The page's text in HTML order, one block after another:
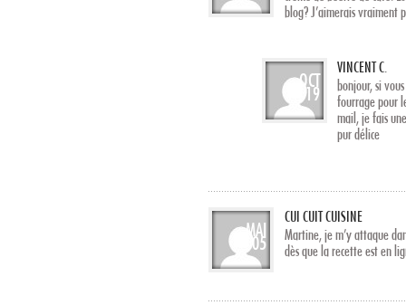
blog? J’aimerais vraiment
OCT
19
VINCENT C.
bonjour, si
fourrage pour
mail, je fais
pur délice
MAI
05
CUI CUIT CUISINE
Martine, je m’y attaque
dès que la recette est en